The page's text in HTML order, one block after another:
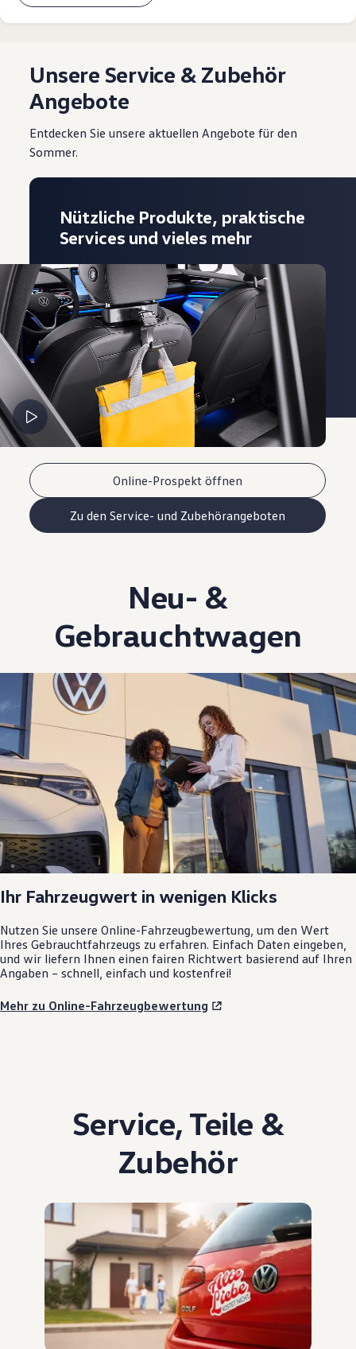
Unsere Service & Zubehör
Angebote
Entdecken Sie unsere aktuellen Angebote für den
Sommer.
Online-Prospekt öffnen
Zu den Service- und Zubehörangeboten
Nützliche Produkte, praktische
Services und vieles mehr
Neu- &
Gebrauchtwagen
Ihr Fahrzeugwert in wenigen Klicks
Nutzen Sie unsere Online-Fahrzeugbewertung, um den Wert
Ihres Gebrauchtfahrzeugs zu erfahren. Einfach Daten eingeben,
und wir liefern Ihnen einen fairen Richtwert basierend auf Ihren
Angaben – schnell, einfach und kostenfrei!
Mehr zu Online-Fahrzeugbewertung
Service, Teile &
Zubehör